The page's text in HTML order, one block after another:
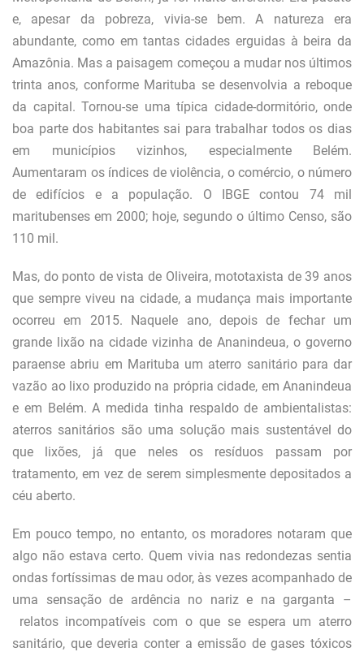
e, apesar da pobreza, vivia-se bem. A natureza era
abundante, como em tantas cidades erguidas à beira da
Amazônia. Mas a paisagem começou a mudar nos últimos
trinta anos, conforme Marituba se desenvolvia a reboque
da capital. Tornou-se uma típica cidade-dormitório, onde
boa parte dos habitantes sai para trabalhar todos os dias
em municípios vizinhos, especialmente Belém.
Aumentaram os índices de violência, o comércio, o número
de edifícios e a população. O IBGE contou 74 mil
maritubenses em 2000; hoje, segundo o último Censo, são
110 mil.
Mas, do ponto de vista de Oliveira, mototaxista de 39 anos
que sempre viveu na cidade, a mudança mais importante
ocorreu em 2015. Naquele ano, depois de fechar um
grande lixão na cidade vizinha de Ananindeua, o governo
paraense abriu em Marituba um aterro sanitário para dar
vazão ao lixo produzido na própria cidade, em Ananindeua
e em Belém. A medida tinha respaldo de ambientalistas:
aterros sanitários são uma solução mais sustentável do
que lixões, já que neles os resíduos passam por
tratamento, em vez de serem simplesmente depositados a
céu aberto.
Em pouco tempo, no entanto, os moradores notaram que
algo não estava certo. Quem vivia nas redondezas sentia
ondas fortíssimas de mau odor, às vezes acompanhado de
uma sensação de ardência no nariz e na garganta –
relatos incompatíveis com o que se espera um aterro
sanitário, que deveria conter a emissão de gases tóxicos